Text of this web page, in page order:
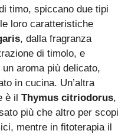
timo, spiccano due tipi
loro caratteristiche
, dalla fragranza
di timolo, e
un aroma più delicato,
in cucina. Un’altra
è il Thymus citriodorus,
più che altro per scopi
mentre in fitoterapia il